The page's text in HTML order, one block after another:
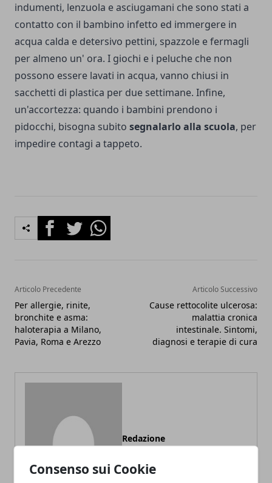
Consenso sui Cookie
indumenti, lenzuola e asciugamani che sono stati a
contatto con il bambino infetto ed immergere in
acqua calda e detersivo pettini, spazzole e fermagli
per almeno un' ora. I giochi e i peluche che non
possono essere lavati in acqua, vanno chiusi in
sacchetti di plastica per due settimane. Infine,
un'accortezza: quando i bambini prendono i
pidocchi, bisogna subito segnalarlo alla scuola, per
impedire contagi a tappeto.
FacebookTwitterWhatsapp
Articolo Precedente
Per allergie, rinite,
bronchite e asma:
haloterapia a Milano,
Pavia, Roma e Arezzo
Articolo Successivo
Cause rettocolite ulcerosa:
malattia cronica
intestinale. Sintomi,
diagnosi e terapie di cura
Redazione